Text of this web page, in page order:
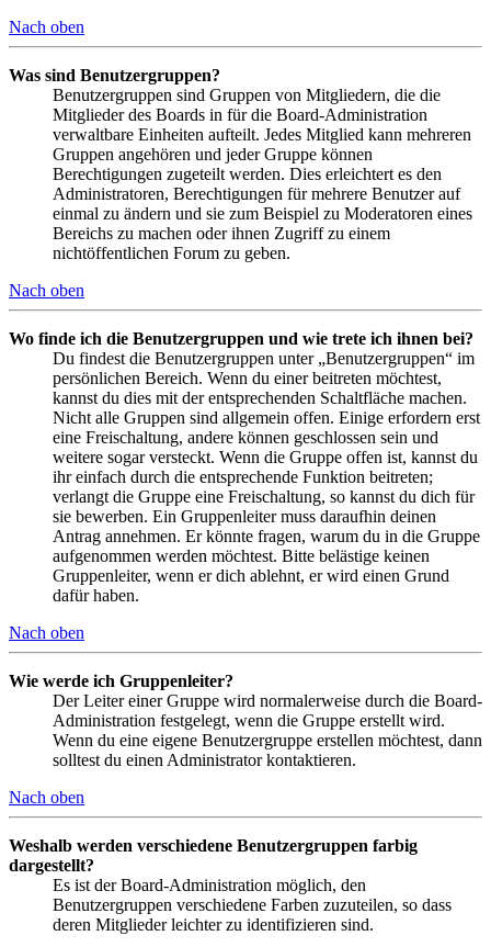
Nach oben
Was sind Benutzergruppen?
Benutzergruppen sind Gruppen von Mitgliedern, die die
Mitglieder des Boards in für die Board-Administration
verwaltbare Einheiten aufteilt. Jedes Mitglied kann mehreren
Gruppen angehören und jeder Gruppe können
Berechtigungen zugeteilt werden. Dies erleichtert es den
Administratoren, Berechtigungen für mehrere Benutzer auf
einmal zu ändern und sie zum Beispiel zu Moderatoren eines
Bereichs zu machen oder ihnen Zugriff zu einem
nichtöffentlichen Forum zu geben.
Nach oben
Wo finde ich die Benutzergruppen und wie trete ich ihnen bei?
Du findest die Benutzergruppen unter „Benutzergruppen“ im
persönlichen Bereich. Wenn du einer beitreten möchtest,
kannst du dies mit der entsprechenden Schaltfläche machen.
Nicht alle Gruppen sind allgemein offen. Einige erfordern erst
eine Freischaltung, andere können geschlossen sein und
weitere sogar versteckt. Wenn die Gruppe offen ist, kannst du
ihr einfach durch die entsprechende Funktion beitreten;
verlangt die Gruppe eine Freischaltung, so kannst du dich für
sie bewerben. Ein Gruppenleiter muss daraufhin deinen
Antrag annehmen. Er könnte fragen, warum du in die Gruppe
aufgenommen werden möchtest. Bitte belästige keinen
Gruppenleiter, wenn er dich ablehnt, er wird einen Grund
dafür haben.
Nach oben
Wie werde ich Gruppenleiter?
Der Leiter einer Gruppe wird normalerweise durch die Board-
Administration festgelegt, wenn die Gruppe erstellt wird.
Wenn du eine eigene Benutzergruppe erstellen möchtest, dann
solltest du einen Administrator kontaktieren.
Nach oben
Weshalb werden verschiedene Benutzergruppen farbig
dargestellt?
Es ist der Board-Administration möglich, den
Benutzergruppen verschiedene Farben zuzuteilen, so dass
deren Mitglieder leichter zu identifizieren sind.